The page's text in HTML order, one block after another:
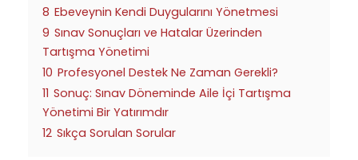
8 Ebeveynin Kendi Duygularını Yönetmesi
9 Sınav Sonuçları ve Hatalar Üzerinden
Tartışma Yönetimi
10 Profesyonel Destek Ne Zaman Gerekli?
11 Sonuç: Sınav Döneminde Aile İçi Tartışma
Yönetimi Bir Yatırımdır
12 Sıkça Sorulan Sorular